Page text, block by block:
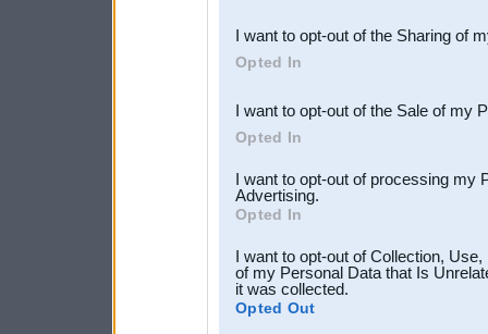
Downstream Participants
third parties.
I want to opt-out of the Sharing of
Opted In
I want to opt-out of the Sale of my
Opted In
I want to opt-out of processing my
Advertising.
Opted In
I want to opt-out of Collection,
of my Personal Data that Is
it was collected.
Opted Out